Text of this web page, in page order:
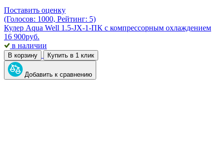
Поставить оценку
(Голосов: 1000, Рейтинг: 5)
Кулер Aqua Well 1.5-JX-1-ПК с компрессорным охлаждением
16 900руб.
в наличии
В корзину Купить в 1 клик
Добавить к сравнению